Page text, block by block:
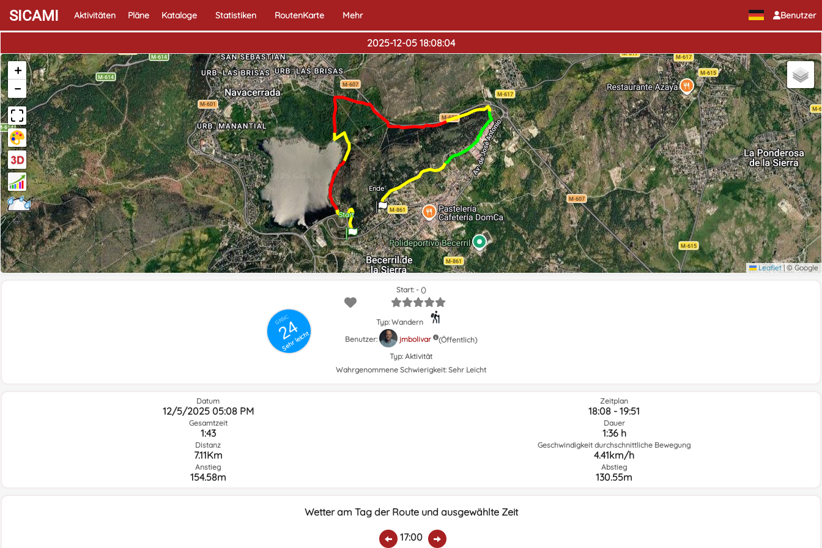
Benutzer
SICAMI Aktivitäten Pläne Kataloge Statistiken RoutenKarte Mehr
2025-12-05 18:08:04
Start
Ende
+
−
Leaflet | © Google
GRSIC
24
Sehr leicht
Start: - ()
Typ: Wandern
Benutzer:
jmbolivar
(Öffentlich)
Typ: Aktivität
Wahrgenommene Schwierigkeit: Sehr Leicht
Datum
12/5/2025 05:08 PM
Gesamtzeit
1:43
Distanz
7.11Km
Anstieg
154.58m
Zeitplan
18:08 - 19:51
Dauer
1:36 h
Geschwindigkeit durchschnittliche Bewegung
4.41km/h
Abstieg
130.55m
Wetter am Tag der Route und ausgewählte Zeit
17:00